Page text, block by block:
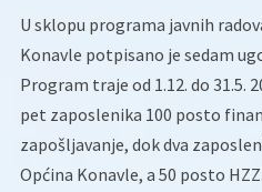
U sklopu programa javnih
Konavle potpisano je sedam
Program traje od 1.12. do 31.5.
pet zaposlenika 100 posto
zapošljavanje, dok dva
Općina Konavle, a 50 posto